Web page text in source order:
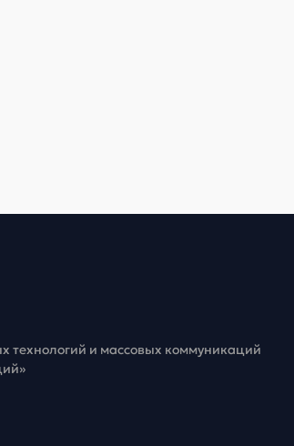
технологий и массовых коммуникаций